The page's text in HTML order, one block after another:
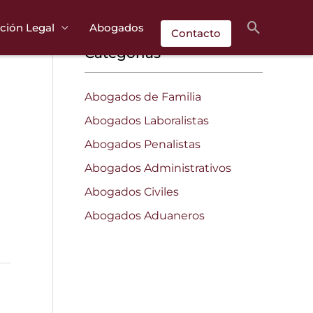
Legal Abogados Contacto Buscar
Categorías
Abogados de Familia
Abogados Laboralistas
Abogados Penalistas
Abogados Administrativos
Abogados Civiles
Abogados Aduaneros